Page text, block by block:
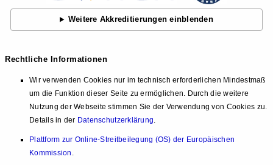
Weitere Akkreditierungen einblenden
Rechtliche Informationen
Wir verwenden Cookies nur im technisch erforderlichen Mindestmaß
um die Funktion dieser Seite zu ermöglichen. Durch die weitere
Nutzung der Webseite stimmen Sie der Verwendung von Cookies zu.
Details in der Datenschutzerklärung.
Plattform zur Online-Streitbeilegung (OS) der Europäischen
Kommission